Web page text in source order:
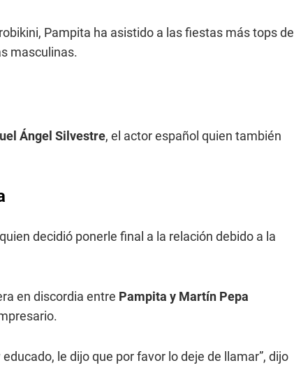
Pampita ha asistido a las fiestas más tops de
masculinas.
Ángel Silvestre, el actor español quien también
decidió ponerle final a la relación debido a la
en discordia entre Pampita y Martín Pepa
le dijo que por favor lo deje de llamar”, dijo